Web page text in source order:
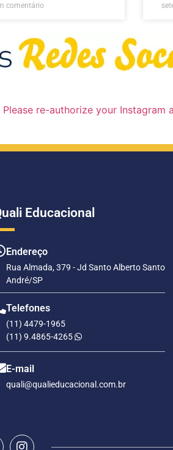
comentário
Please re-authorize your Instagram
Educacional
Endereço
Rua Almada, 379 - Jd Santo Alberto Santo
André/SP
Telefones
(11) 4479-1965
(11) 9.4865-4265
E-mail
quali@qualieducacional.com.br